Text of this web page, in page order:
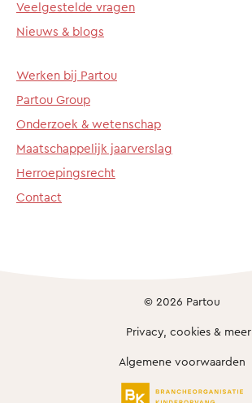
Veelgestelde vragen
Nieuws & blogs
Werken bij Partou
Partou Group
Onderzoek & wetenschap
Maatschappelijk jaarverslag
Herroepingsrecht
Contact
© 2026 Partou
Privacy, cookies & meer
Algemene voorwaarden